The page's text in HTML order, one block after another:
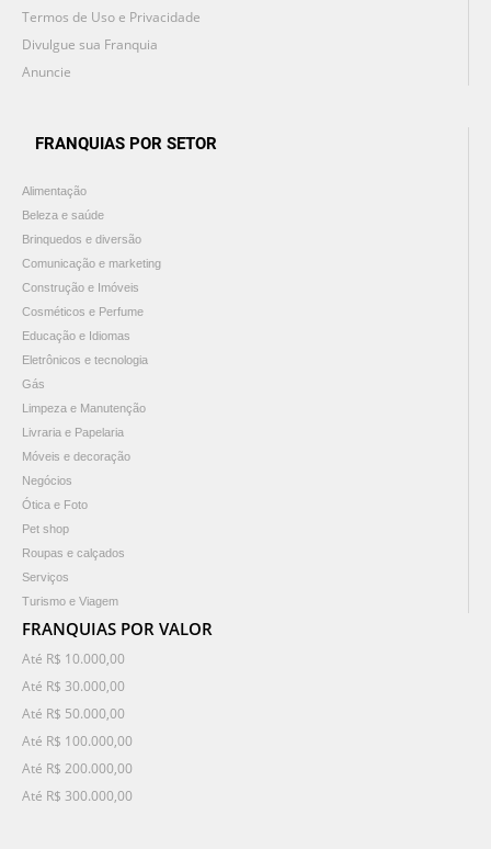
Termos de Uso e Privacidade
Divulgue sua Franquia
Anuncie
FRANQUIAS POR SETOR
Alimentação
Beleza e saúde
Brinquedos e diversão
Comunicação e marketing
Construção e Imóveis
Cosméticos e Perfume
Educação e Idiomas
Eletrônicos e tecnologia
Gás
Limpeza e Manutenção
Livraria e Papelaria
Móveis e decoração
Negócios
Ótica e Foto
Pet shop
Roupas e calçados
Serviços
Turismo e Viagem
FRANQUIAS POR VALOR
Até R$ 10.000,00
Até R$ 30.000,00
Até R$ 50.000,00
Até R$ 100.000,00
Até R$ 200.000,00
Até R$ 300.000,00